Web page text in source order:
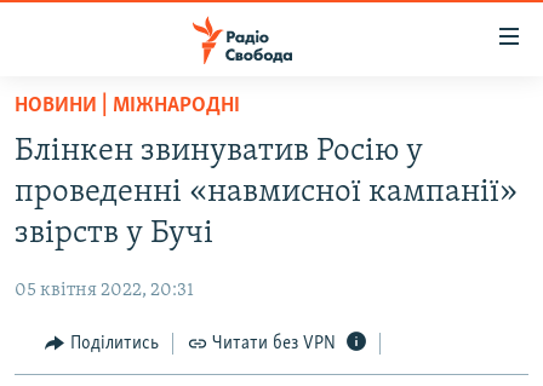
Перейти
основного
матеріалу
Перейти
до
основної
Перейти
до
СТАТТІ
СУСПІЛЬСТВО
РОСІЙСЬКА «ФІЛЬТРАЦІЯ»
ДОНБАС.РЕАЛІЇ
НОВИНИ | МІЖНАРОДНІ
Блінкен звинуватив Росію у
проведенні «навмисної кампанії»
звірств у Бучі
05 квітня 2022, 20:31
Поділитись Читати без VPN